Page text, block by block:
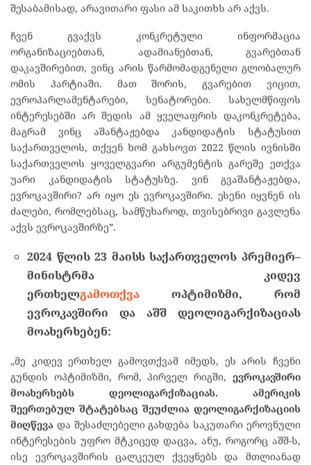
შესაბამისად, არავითარი ფასი ამ საკითხს არ აქვს.
ჩვენ გვაქვს კონკრეტული ინფორმაცია
ორგანიზაციებთან, ადამიანებთან, გვარებთან
დაკავშირებით, ვინც არის წარმომადგენელი გლობალურ
ომის პარტიაში. მათ შორის, გვარებით ვიცით,
ევროპარლამენტარები, სენატორები. სახელმწიფოს
ინტერესებში არ შედის ამ ყველაფრის დაკონკრეტება,
მაგრამ ვინც აშანტაჟებდა კანდიდატის სტატუსით
საქართველოს, თქვენ ხომ გახსოვთ 2022 წლის ივნისში
საქართველოს ყოველგვარი არგუმენტის გარეშე ეთქვა
უარი კანდიდატის სტატუსზე. ვინ გვაშანტაჟებდა,
ევროკავშირი? არ იყო ეს ევროკავშირი. ესენი იყვნენ ის
ძალები, რომლებსაც, სამწუხაროდ, თვისებრივი გავლენა
აქვს ევროკავშირზე”.
2024 წლის23 მაისს საქართველოს პრემიერ–
მინისტრმა
კიდევ
ერთხელგამოთქვა ოპტიმიზმი, რომ
ევროკავშირი
და აშშ
დეოლიგარქიზაციას
მოახერხებენ:
„მე კიდევ ერთხელ გამოვთქვამ იმედს, ეს არის ჩვენი
გუნდის ოპტიმიზმი, რომ, პირველ რიგში, ევროკავშირი
მოახერხებს
დეოლიგარქიზაციას. ამერიკის
შეერთებულ შტატებსაც შეუძლია დეოლიგარქიზაციის
მიღწევა და შესაძლებელი გახდება საკუთარი ეროვნული
ინტერესების უფრო მტკიცედ დაცვა, ანუ, როგორც აშშ-ს,
ისე ევროკავშირის ცალკეულ ქვეყნებს და მთლიანად